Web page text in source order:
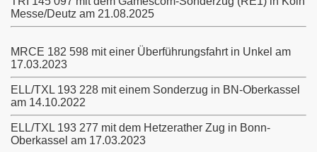
Messe/Deutz am 21.08.2025
MRCE 182 598 mit einer Überführungsfahrt in Unkel am
17.03.2023
ELL/TXL 193 228 mit einem Sonderzug in BN-Oberkassel
am 14.10.2022
ELL/TXL 193 277 mit dem Hetzerather Zug in Bonn-
Oberkassel am 17.03.2023